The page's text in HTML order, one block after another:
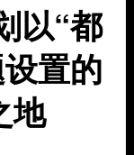
以“都
置的
地